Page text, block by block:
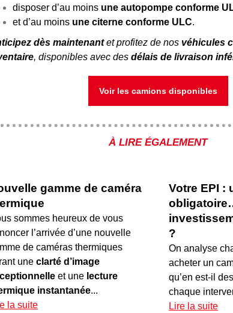
disposer d’au moins une autopompe conforme
et d’au moins une citerne conforme ULC.
dès maintenantet profitez de nos véhicules
, disponibles avec des délais de livraison
Voir les camions disponibles
À LIRE ÉGALEMENT
gamme de caméra
sommes heureux de vous
l’arrivée d’une nouvelle
de caméras thermiques
une clarté d’image
et une lecture
instantanée...
la suite
Votre EPI :
?
On analyse
acheter un
qu’en est-il
chaque
Lire la suite